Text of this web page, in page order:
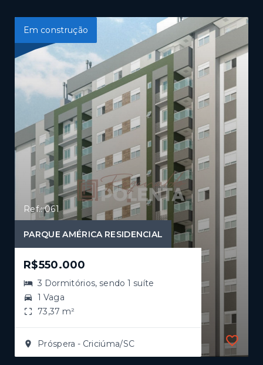
Em construção
Ref.: 061
PARQUE AMÉRICA RESIDENCIAL
R$550.000
3 Dormitórios, sendo 1 suíte
1 Vaga
73,37 m²
Próspera - Criciúma/SC